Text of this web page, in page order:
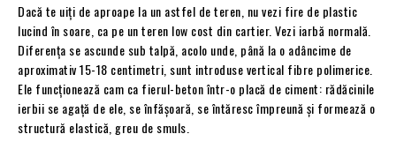
Dacă te uiți de aproape la un astfel de teren, nu vezi fire de plastic
lucind în soare, ca pe un teren low cost din cartier. Vezi iarbă normală.
Diferența se ascunde sub talpă, acolo unde, până la o adâncime de
aproximativ 15-18 centimetri, sunt introduse vertical fibre polimerice.
Ele funcționează cam ca fierul-beton într-o placă de ciment: rădăcinile
ierbii se agață de ele, se înfășoară, se întăresc împreună și formează o
structură elastică, greu de smuls.